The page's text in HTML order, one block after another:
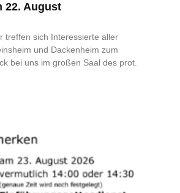
22. August
treffen sich Interessierte aller
und Dackenheim zum
bei uns im großen Saal des prot.